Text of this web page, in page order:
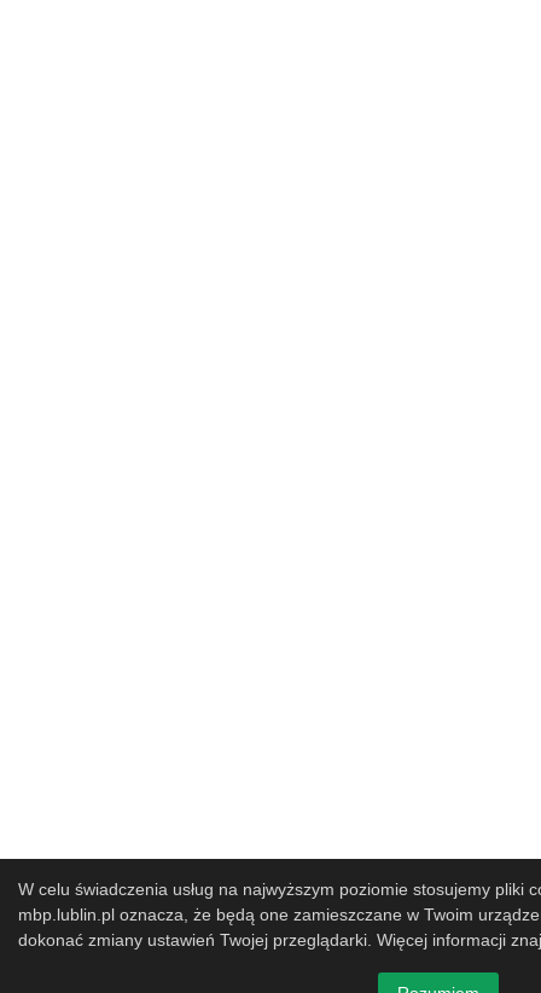
W celu świadczenia usług na najwyższym poziomie stosujemy pliki
mbp.lublin.pl oznacza, że będą one zamieszczane w Twoim
dokonać zmiany ustawień Twojej przeglądarki. Więcej informacji